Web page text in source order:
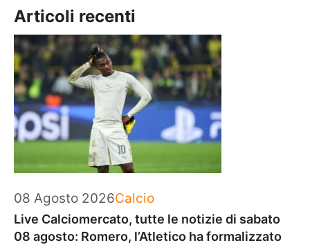
Articoli recenti
08 Agosto 2026Categorie
Calcio
Live Calciomercato, tutte le notizie di sabato
08 agosto: Romero, l’Atletico ha formalizzato